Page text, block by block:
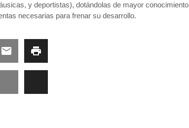
y deportistas), dotándolas de mayor conocimiento
necesarias para frenar su desarrollo.